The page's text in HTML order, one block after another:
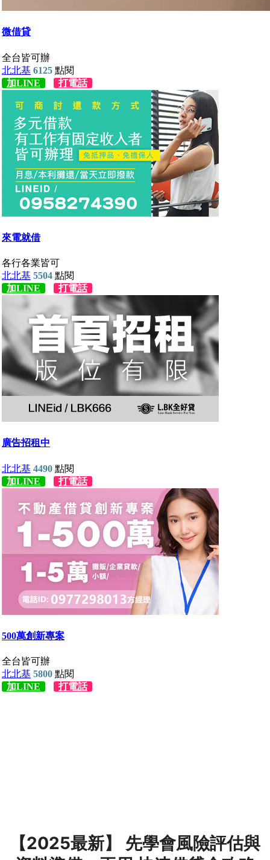
【2025最新】 先學會風險評估與